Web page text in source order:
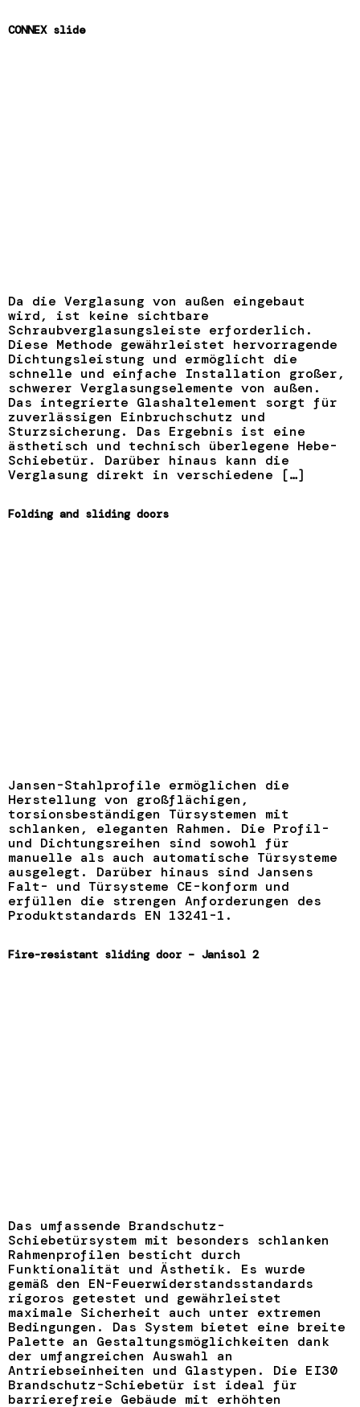
CONNEX slide
Da die Verglasung von außen eingebaut
wird, ist keine sichtbare
Schraubverglasungsleiste erforderlich.
Diese Methode gewährleistet hervorragende
Dichtungsleistung und ermöglicht die
schnelle und einfache Installation großer,
schwerer Verglasungselemente von außen.
Das integrierte Glashaltelement sorgt für
zuverlässigen Einbruchschutz und
Sturzsicherung. Das Ergebnis ist eine
ästhetisch und technisch überlegene Hebe-
Schiebetür. Darüber hinaus kann die
Verglasung direkt in verschiedene […]
Folding and sliding doors
Jansen-Stahlprofile ermöglichen die
Herstellung von großflächigen,
torsionsbeständigen Türsystemen mit
schlanken, eleganten Rahmen. Die Profil-
und Dichtungsreihen sind sowohl für
manuelle als auch automatische Türsysteme
ausgelegt. Darüber hinaus sind Jansens
Falt- und Türsysteme CE-konform und
erfüllen die strengen Anforderungen des
Produktstandards EN 13241-1.
Fire-resistant sliding door – Janisol 2
Das umfassende Brandschutz-
Schiebetürsystem mit besonders schlanken
Rahmenprofilen besticht durch
Funktionalität und Ästhetik. Es wurde
gemäß den EN-Feuerwiderstandsstandards
rigoros getestet und gewährleistet
maximale Sicherheit auch unter extremen
Bedingungen. Das System bietet eine breite
Palette an Gestaltungsmöglichkeiten dank
der umfangreichen Auswahl an
Antriebseinheiten und Glastypen. Die EI30
Brandschutz-Schiebetür ist ideal für
barrierefreie Gebäude mit erhöhten